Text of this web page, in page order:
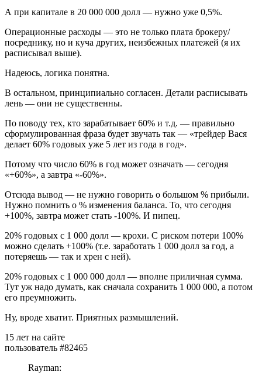
А при капитале в 20 000 000 долл — нужно уже 0,5%.
Операционные расходы — это не только плата брокеру/
посреднику, но и куча других, неизбежных платежей (я их
расписывал выше).
Надеюсь, логика понятна.
В остальном, принципиально согласен. Детали расписывать
лень — они не существенны.
По поводу тех, кто зарабатывает 60% и т.д. — правильно
сформулированная фраза будет звучать так — «трейдер Вася
делает 60% годовых уже 5 лет из года в год».
Потому что число 60% в год может означать — сегодня
«+60%», а завтра «-60%».
Отсюда вывод — не нужно говорить о большом % прибыли.
Нужно помнить о % изменения баланса. То, что сегодня
+100%, завтра может стать -100%. И пипец.
20% годовых с 1 000 долл — крохи. С риском потери 100%
можно сделать +100% (т.е. заработать 1 000 долл за год, а
потеряешь — так и хрен с ней).
20% годовых с 1 000 000 долл — вполне приличная сумма.
Тут уж надо думать, как сначала сохранить 1 000 000, а потом
его преумножить.
Ну, вроде хватит. Приятных размышлений.
15 лет на сайте
пользователь #82465
Rayman: